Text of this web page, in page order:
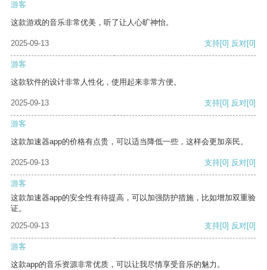
游客
这款游戏的音乐非常优美，听了让人心旷神怡。
2025-09-13 支持[0] 反对[0]
游客
这款软件的设计非常人性化，使用起来非常方便。
2025-09-13 支持[0] 反对[0]
游客
这款加速器app的价格有点贵，可以适当降低一些，这样会更加亲民。
2025-09-13 支持[0] 反对[0]
游客
这款加速器app的安全性有待提高，可以加强防护措施，比如增加双重验
证。
2025-09-13
支持[0] 反对[0]
游客
这款app的音乐资源非常优质，可以让我尽情享受音乐的魅力。